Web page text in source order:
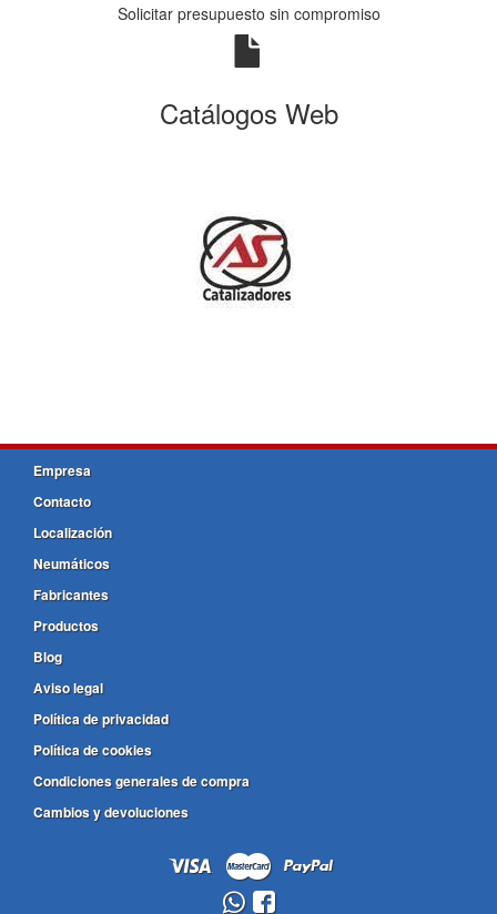
Solicitar presupuesto sin compromiso
Catálogos Web
Empresa
Contacto
Localización
Neumáticos
Fabricantes
Productos
Blog
Aviso legal
Política de privacidad
Política de cookies
Condiciones generales de compra
Cambios y devoluciones